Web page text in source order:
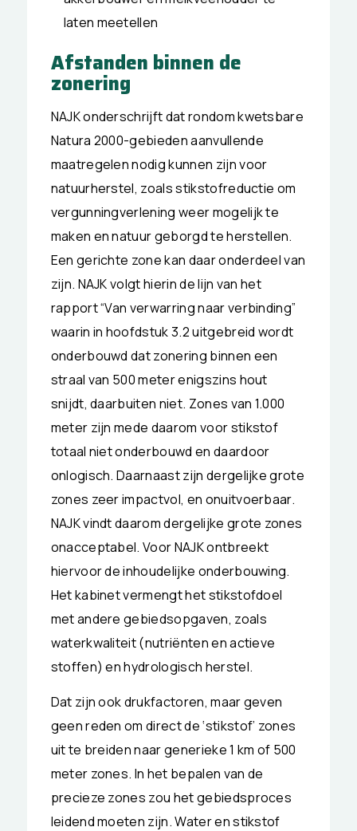
laten meetellen
Afstanden binnen de
zonering
NAJK onderschrijft dat rondom kwetsbare
Natura 2000-gebieden aanvullende
maatregelen nodig kunnen zijn voor
natuurherstel, zoals stikstofreductie om
vergunningverlening weer mogelijk te
maken en natuur geborgd te herstellen.
Een gerichte zone kan daar onderdeel van
zijn. NAJK volgt hierin de lijn van het
rapport “Van verwarring naar verbinding”
waarin in hoofdstuk 3.2 uitgebreid wordt
onderbouwd dat zonering binnen een
straal van 500 meter enigszins hout
snijdt, daarbuiten niet. Zones van 1.000
meter zijn mede daarom voor stikstof
totaal niet onderbouwd en daardoor
onlogisch. Daarnaast zijn dergelijke grote
zones zeer impactvol, en onuitvoerbaar.
NAJK vindt daarom dergelijke grote zones
onacceptabel. Voor NAJK ontbreekt
hiervoor de inhoudelijke onderbouwing.
Het kabinet vermengt het stikstofdoel
met andere gebiedsopgaven, zoals
waterkwaliteit (nutriënten en actieve
stoffen) en hydrologisch herstel.
Dat zijn ook drukfactoren, maar geven
geen reden om direct de ‘stikstof’ zones
uit te breiden naar generieke 1 km of 500
meter zones. In het bepalen van de
precieze zones zou het gebiedsproces
leidend moeten zijn. Water en stikstof